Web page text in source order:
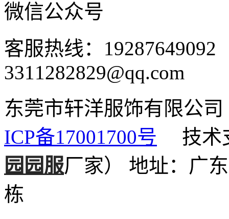
微信公众号
客服热线：
3311282829@qq.com
东莞市轩洋服饰有限
ICP备17001700号 技术
园园服厂家） 地址：广
栋